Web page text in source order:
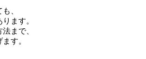
、
ます。
まで、
す。